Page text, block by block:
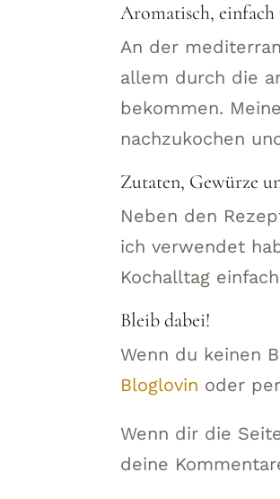
Aromatisch, einfach
An der
allem durch die
bekommen.
nachzukochen
Zutaten, Gewürze
Neben den
ich verwendet
Kochalltag
Bleib dabei!
Wenn du keinen
Bloglovin oder per
Wenn dir die
deine